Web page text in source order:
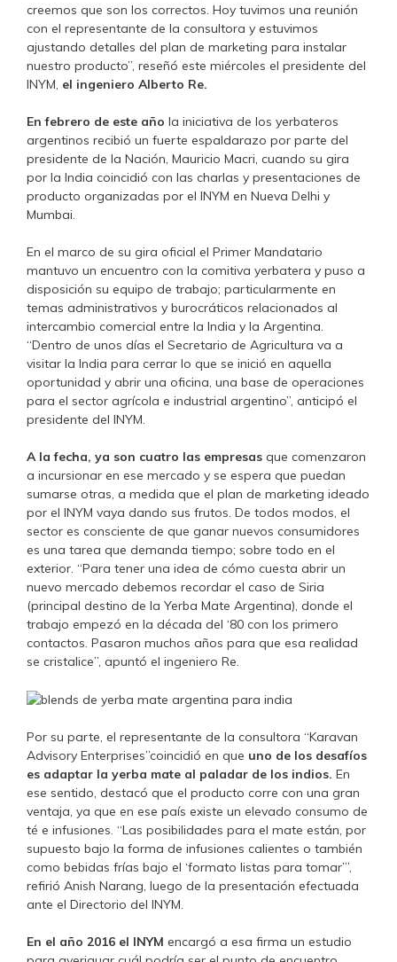
creemos que son los correctos. Hoy tuvimos una reunión
con el representante de la consultora y estuvimos
ajustando detalles del plan de marketing para instalar
nuestro producto”, reseñó este miércoles el presidente del
INYM, el ingeniero Alberto Re.
En febrero de este año la iniciativa de los yerbateros
argentinos recibió un fuerte espaldarazo por parte del
presidente de la Nación, Mauricio Macri, cuando su gira
por la India coincidió con las charlas y presentaciones de
producto organizadas por el INYM en Nueva Delhi y
Mumbai.
En el marco de su gira oficial el Primer Mandatario
mantuvo un encuentro con la comitiva yerbatera y puso a
disposición su equipo de trabajo; particularmente en
temas administrativos y burocráticos relacionados al
intercambio comercial entre la India y la Argentina.
“Dentro de unos días el Secretario de Agricultura va a
visitar la India para cerrar lo que se inició en aquella
oportunidad y abrir una oficina, una base de operaciones
para el sector agrícola e industrial argentino”, anticipó el
presidente del INYM.
A la fecha, ya son cuatro las empresas que comenzaron
a incursionar en ese mercado y se espera que puedan
sumarse otras, a medida que el plan de marketing ideado
por el INYM vaya dando sus frutos. De todos modos, el
sector es consciente de que ganar nuevos consumidores
es una tarea que demanda tiempo; sobre todo en el
exterior. “Para tener una idea de cómo cuesta abrir un
nuevo mercado debemos recordar el caso de Siria
(principal destino de la Yerba Mate Argentina), donde el
trabajo empezó en la década del ‘80 con los primero
contactos. Pasaron muchos años para que esa realidad
se cristalice”, apuntó el ingeniero Re.
Por su parte, el representante de la consultora “Karavan
Advisory Enterprises”coincidió en que uno de los desafíos
es adaptar la yerba mate al paladar de los indios. En
ese sentido, destacó que el producto corre con una gran
ventaja, ya que en ese país existe un elevado consumo de
té e infusiones. “Las posibilidades para el mate están, por
supuesto bajo la forma de infusiones calientes o también
como bebidas frías bajo el ‘formato listas para tomar’”,
refirió Anish Narang, luego de la presentación efectuada
ante el Directorio del INYM.
En el año 2016 el INYM encargó a esa firma un estudio